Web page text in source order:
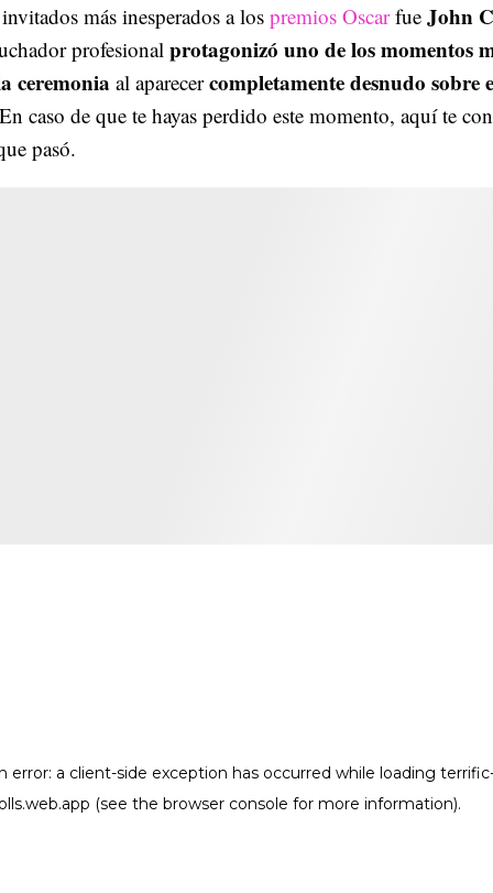
más inesperados a los premios Oscar fue John
profesional protagonizó uno de los momentos
ceremonia al aparecercompletamente desnudo sobre
En caso de que te hayas perdido este momento, aquí te
pasó.